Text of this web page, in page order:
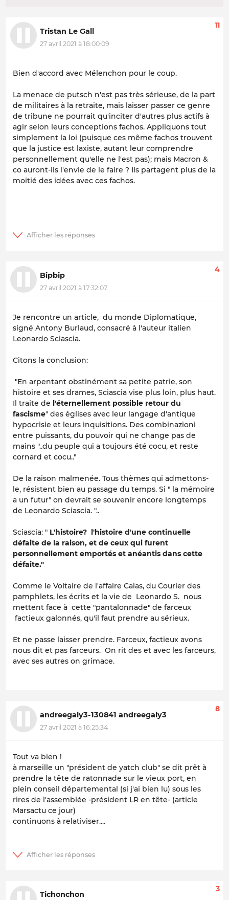
Tristan Le Gall
27 avril 2021 à 18:00:09
11
Bien d'accord avec Mélenchon pour le coup.
La menace de putsch n'est pas très sérieuse, de la part
de militaires à la retraite, mais laisser passer ce genre
de tribune ne pourrait qu'inciter d'autres plus actifs à
agir selon leurs conceptions fachos. Appliquons tout
simplement la loi (puisque ces même fachos trouvent
que la justice est laxiste, autant leur comprendre
personnellement qu'elle ne l'est pas); mais Macron &
co auront-ils l'envie de le faire ? Ils partagent plus de la
moitié des idées avec ces fachos.
Bipbip
27 avril 2021 à 17:32:07
4
Je rencontre un article, du monde Diplomatique,
signé Antony Burlaud, consacré à l'auteur italien
Leonardo Sciascia.
Citons la conclusion:
"En arpentant obstinément sa petite patrie, son
histoire et ses drames, Sciascia vise plus loin, plus haut.
Il traite de l'éternellement possible retour du
fascisme" des églises avec leur langage d'antique
hypocrisie et leurs inquisitions. Des combinazioni
entre puissants, du pouvoir qui ne change pas de
mains "..du peuple qui a toujours été cocu, et reste
cornard et cocu.."
De la raison malmenée. Tous thèmes qui admettons-
le, résistent bien au passage du temps. Si " la mémoire
a un futur" on devrait se souvenir encore longtemps
de Leonardo Sciascia. "..
Sciascia: " L'histoire? l'histoire d'une continuelle
défaite de la raison, et de ceux qui furent
personnellement emportés et anéantis dans cette
défaite."
Comme le Voltaire de l'affaire Calas, du Courier des
pamphlets, les écrits et la vie de Leonardo S. nous
mettent face à cette "pantalonnade" de farceux
factieux galonnés, qu'il faut prendre au sérieux.
Et ne passe laisser prendre. Farceux, factieux avons
nous dit et pas farceurs. On rit des et avec les farceurs,
avec ses autres on grimace.
andreegaly3-130841 andreegaly3
27 avril 2021 à 16:25:34
8
Tout va bien !
à marseille un "président de yatch club" se dit prêt à
prendre la tête de ratonnade sur le vieux port, en
plein conseil départemental (si j'ai bien lu) sous les
rires de l'assemblée -président LR en tête- (article
Marsactu ce jour)
continuons à relativiser....
Tichonchon
3